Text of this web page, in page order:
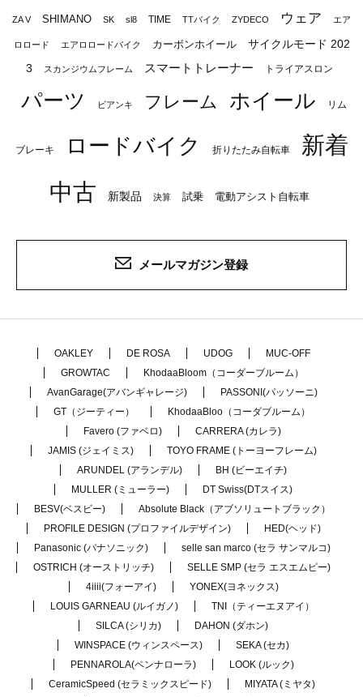
ZA V SHIMANO SK sl8 TIME TTバイク ZYDECO ウェア エア
ロロード エアロロードバイク カーボンホイール
サイクルモード 202
3
スカンジウムフレーム スマートトレーナー トライアスロン
パーツ ビアンキ フレーム ホイール リム
ブレーキ ロードバイク 折りたたみ自転車
新着
中古
新製品 決算 試乗 電動アシスト自転車
メールマガジン登録
OAKLEY DE ROSA UDOG
MUC-OFF
GROWTAC
KhodaaBloom（コーダーブルーム）
AvanGarage(アバンギャレージ)
PASSONI(パッソーニ)
GT（ジーティー）
KhodaaBloo（コーダブルーム）
Favero (ファベロ)
CARRERA (カレラ)
JAMIS (ジェイミス)
TOYO FRAME (トーヨーフレーム)
ARUNDEL (アランデル)
BH (ビーエイチ)
MULLER (ミューラー)
DT Swiss(DTスイス)
BESV(ベスビー)
Absolute Black（アブソリュートブラック）
PROFILE DESIGN (プロファイルデザイン)
HED(ヘッド)
Panasonic (パナソニック)
selle san marco (セラ サンマルコ)
OSTRICH (オーストリッチ)
SELLE SMP (セラ エスエムピー)
4iiii(フォーアイ)
YONEX(ヨネックス)
LOUIS GARNEAU (ルイガノ)
TNI（ティーエヌアイ）
SILCA (シリカ)
DAHON (ダホン)
WINSPACE (ウィンスペース)
SEKA (セカ)
PENNAROLA(ペンナローラ)
LOOK (ルック)
CeramicSpeed (セラミックスピード)
MIYATA (ミヤタ)